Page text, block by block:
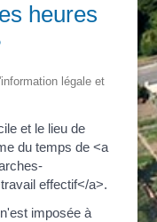
heures
légale et
et le lieu de
du temps de <a
effectif</a>.
imposée à